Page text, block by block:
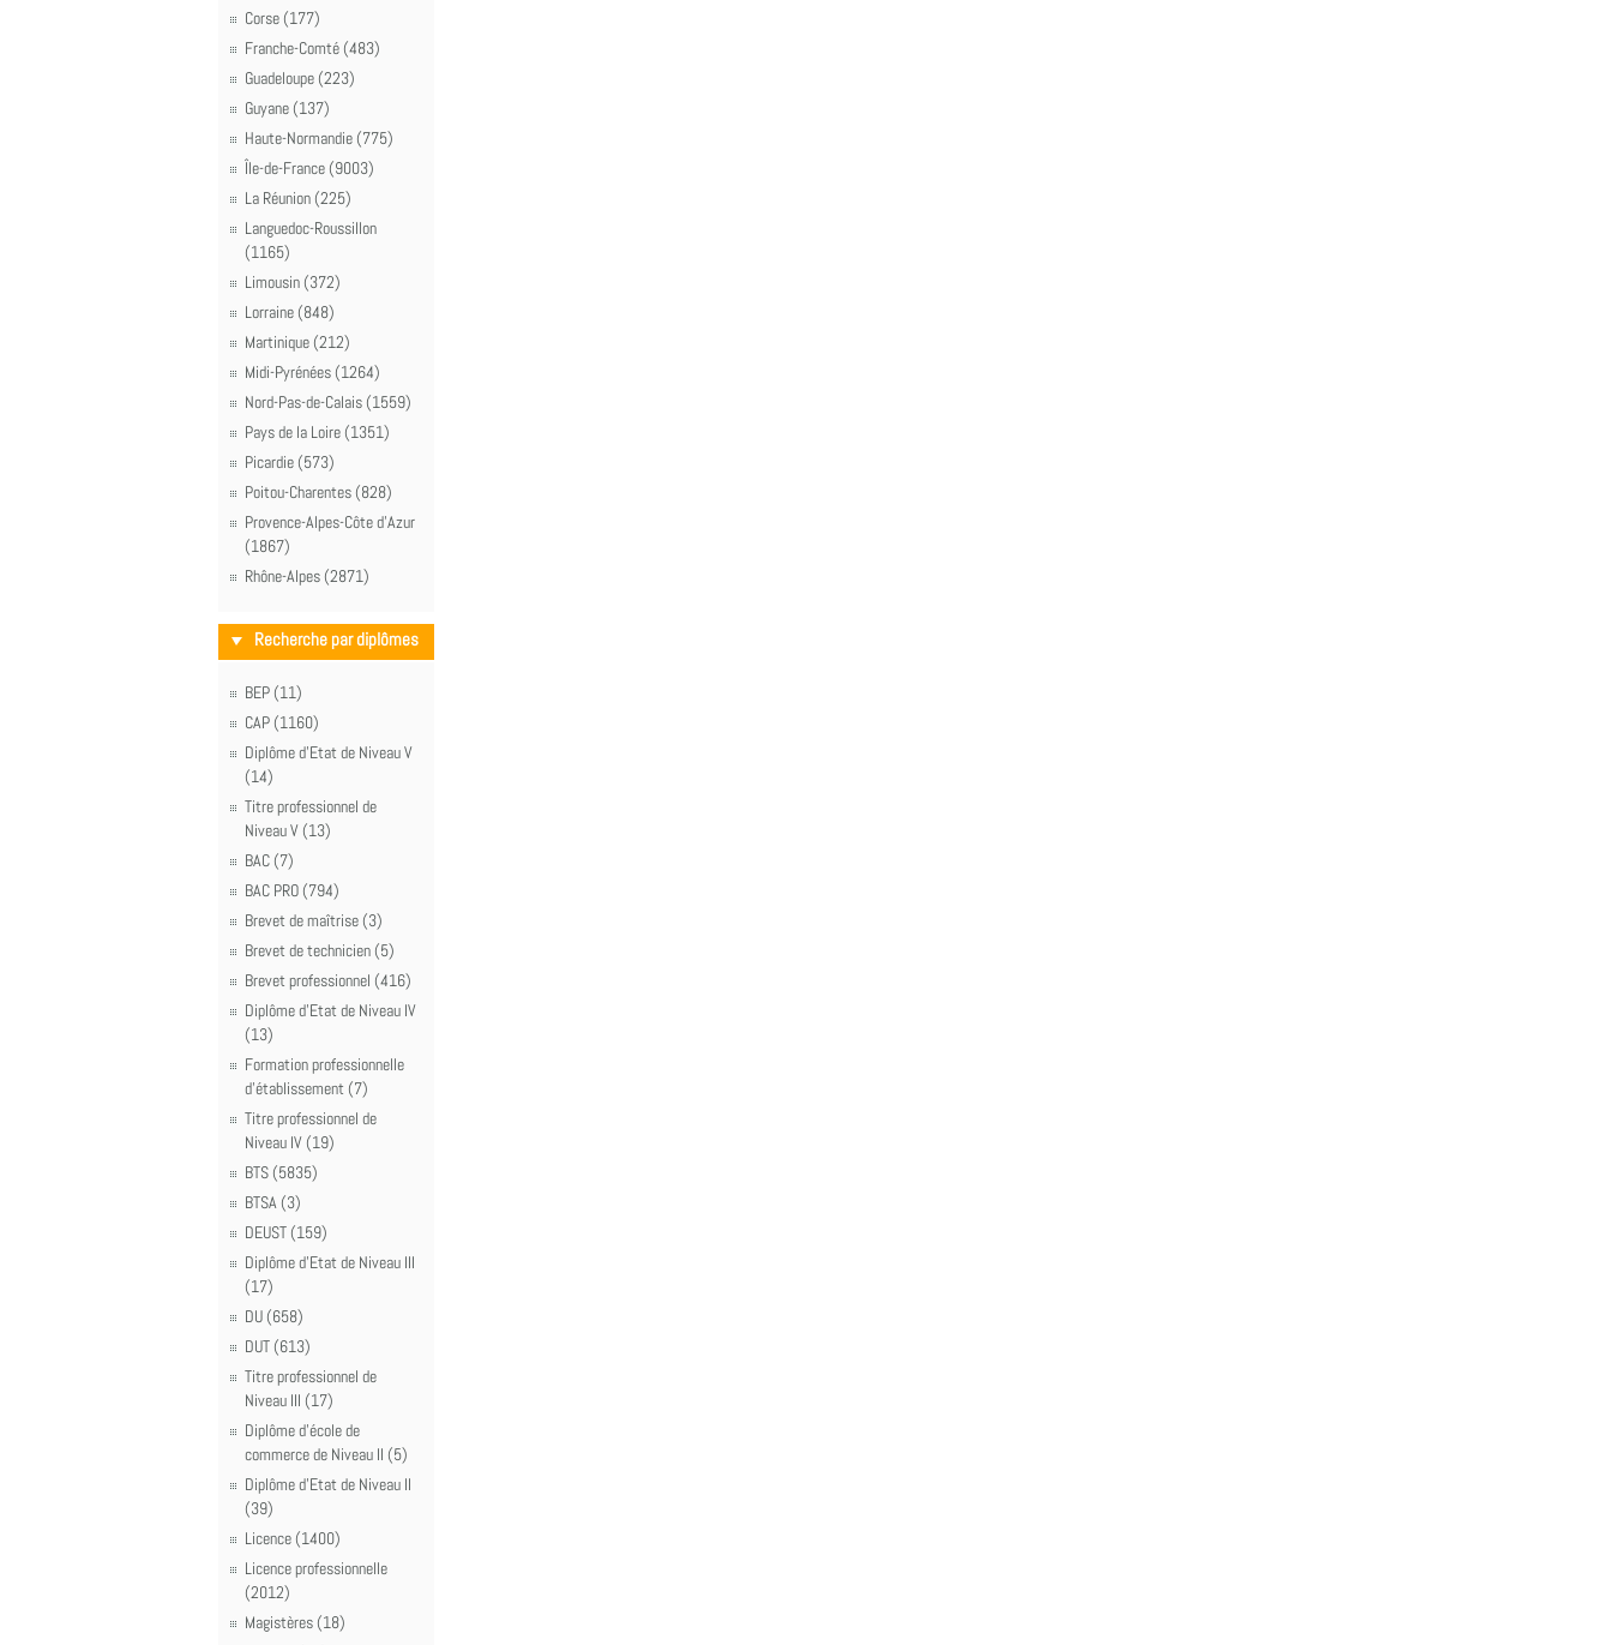
Corse (177)
Franche-Comté (483)
Guadeloupe (223)
Guyane (137)
Haute-Normandie (775)
Île-de-France (9003)
La Réunion (225)
Languedoc-Roussillon
(1165)
Limousin (372)
Lorraine (848)
Martinique (212)
Midi-Pyrénées (1264)
Nord-Pas-de-Calais (1559)
Pays de la Loire (1351)
Picardie (573)
Poitou-Charentes (828)
Provence-Alpes-Côte d'Azur
(1867)
Rhône-Alpes (2871)
Recherche par diplômes
BEP (11)
CAP (1160)
Diplôme d'Etat de Niveau V
(14)
Titre professionnel de
Niveau V (13)
BAC (7)
BAC PRO (794)
Brevet de maîtrise (3)
Brevet de technicien (5)
Brevet professionnel (416)
Diplôme d'Etat de Niveau IV
(13)
Formation professionnelle
d'établissement (7)
Titre professionnel de
Niveau IV (19)
BTS (5835)
BTSA (3)
DEUST (159)
Diplôme d'Etat de Niveau III
(17)
DU (658)
DUT (613)
Titre professionnel de
Niveau III (17)
Diplôme d'école de
commerce de Niveau II (5)
Diplôme d'Etat de Niveau II
(39)
Licence (1400)
Licence professionnelle
(2012)
Magistères (18)